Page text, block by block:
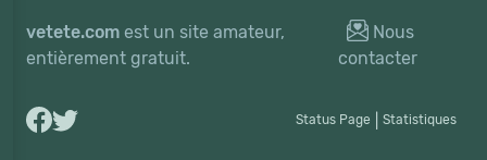
vetete.com est un site amateur,
entièrement gratuit.
Nous
contacter
Status Page Statistiques